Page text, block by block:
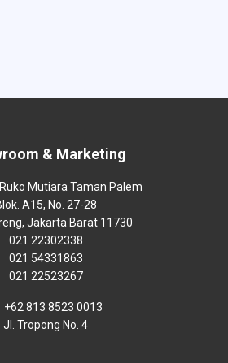
& Marketing
Mutiara Taman Palem
A15, No. 27-28
Jakarta Barat 11730
021 22302338
021 54331863
021 22523267
+62 813 8523 0013
Jl. Tropong No. 4